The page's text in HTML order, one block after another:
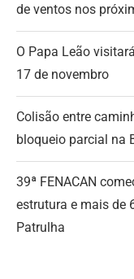
de ventos nos
O Papa Leão
17 de novembro
Colisão entre
bloqueio parcial na
39ª FENACAN
estrutura e mais de
Patrulha